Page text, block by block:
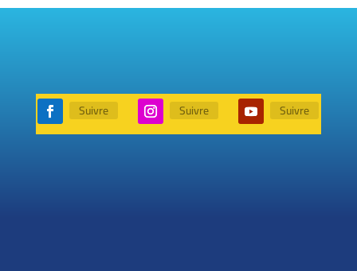
Suivre Suivre Suivre